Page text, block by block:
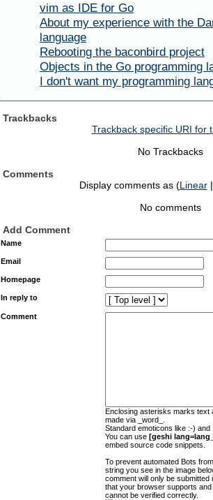
vim as IDE for Go
About my experience with the
language
Rebooting the baconbird project
Objects in the Go programming
I don't want my programming
Trackbacks
Trackback specific URI for
No Trackbacks
Comments
Display comments as (Linear|
No comments
Add Comment
Name
Email
Homepage
In reply to
Comment
Enclosing asterisks marks text
made via _word_.
Standard emoticons like :-)
You can use [geshi
embed source code snippets.
To prevent automated Bots
string you see in the image
comment will only be
that your browser supports
cannot be verified correctly.